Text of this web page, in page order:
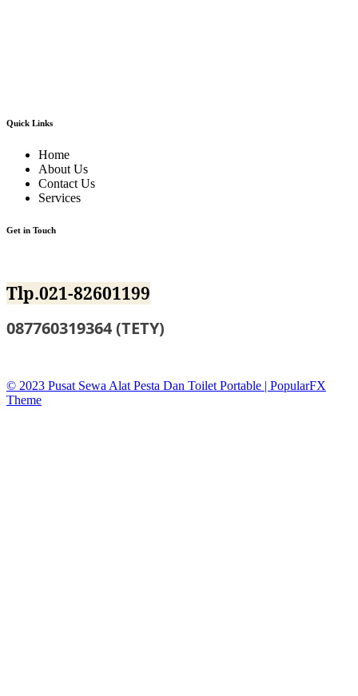
Quick Links
Home
About Us
Contact Us
Services
Get in Touch
Tlp.021-82601199
087760319364 (TETY)
© 2023 Pusat Sewa Alat Pesta Dan Toilet Portable | PopularFX
Theme